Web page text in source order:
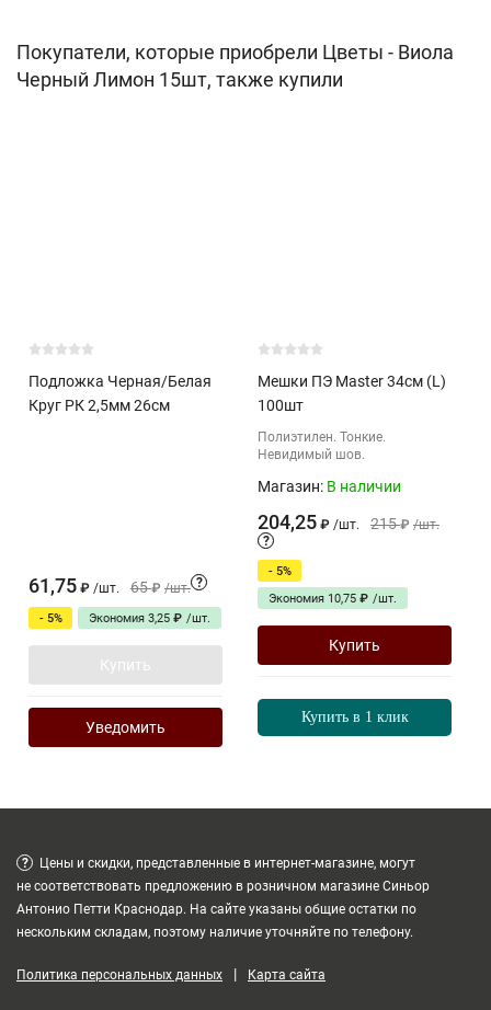
Покупатели, которые приобрели Цветы - Виола
Черный Лимон 15шт, также купили
Подложка Черная/Белая
Круг РК 2,5мм 26см
61,75 ₽ /шт. 65 ₽ /шт. ?
- 5% Экономия 3,25 ₽ /шт.
Купить
Уведомить
Мешки ПЭ Master 34см (L)
100шт
Полиэтилен. Тонкие.
Невидимый шов.
Магазин: В наличии
204,25 ₽ /шт. 215 ₽ /шт.
?
- 5%
Экономия 10,75 ₽ /шт.
Купить
Купить в 1 клик
?
Цены и скидки, представленные в интернет-магазине, могут
не соответствовать предложению в розничном магазине Синьор
Антонио Петти Краснодар. На сайте указаны общие остатки по
нескольким складам, поэтому наличие уточняйте по телефону.
Политика персональных данных | Карта сайта